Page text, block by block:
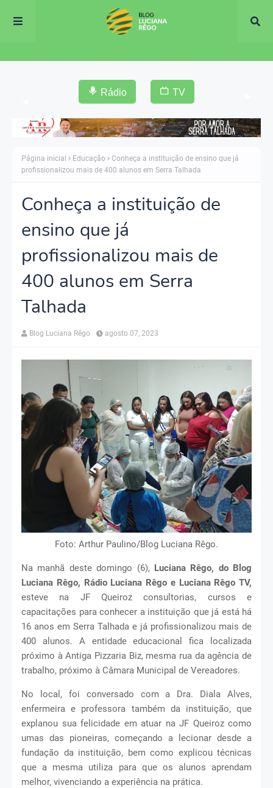
Rádio TV
Página inicial Educação
Conheça a instituição de ensino que já
profissionalizou mais de 400 alunos em Serra Talhada
Conheça a instituição de
ensino que já
profissionalizou mais de
400 alunos em Serra
Talhada
Blog Luciana Rêgo agosto 07, 2023
Foto: Arthur Paulino/Blog Luciana Rêgo.
Na manhã deste domingo (6), Luciana Rêgo, do Blog
Luciana Rêgo, Rádio Luciana Rêgo e Luciana Rêgo TV,
esteve na JF Queiroz consultorias, cursos e
capacitações para conhecer a instituição que já está há
16 anos em Serra Talhada e já profissionalizou mais de
400 alunos. A entidade educacional fica localizada
próximo à Antiga Pizzaria Biz, mesma rua da agência de
trabalho, próximo à Câmara Municipal de Vereadores.
No local, foi conversado com a Dra. Diala Alves,
enfermeira e professora também da instituição, que
explanou sua felicidade em atuar na JF Queiroz como
umas das pioneiras, começando a lecionar desde a
fundação da instituição, bem como explicou técnicas
que a mesma utiliza para que os alunos aprendam
melhor, vivenciando a experiência na prática.